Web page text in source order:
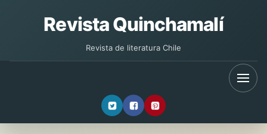
Revista Quinchamalí
Revista de literatura Chile